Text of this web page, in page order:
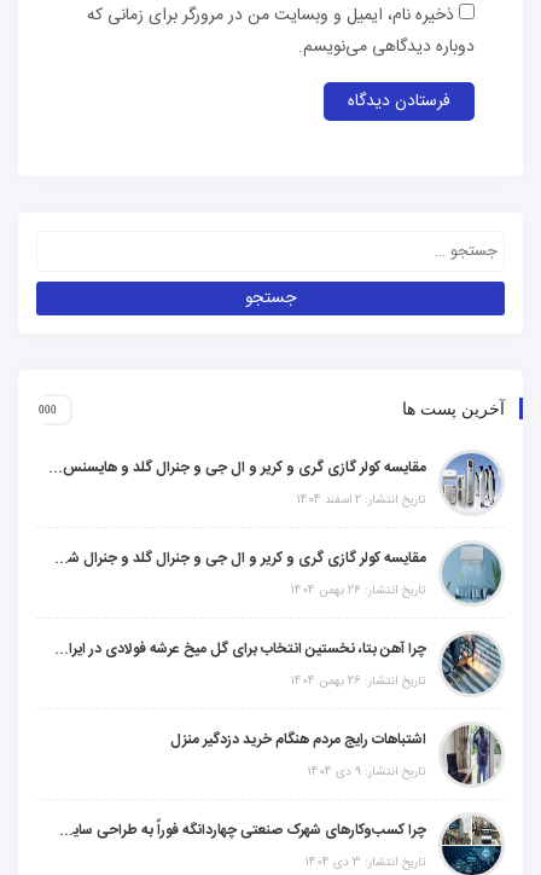
ذخیره نام، ایمیل و وبسایت من در مرورگر برای زمانی که
دوباره دیدگاهی می‌نویسم.
آخرین پست ها
مقایسه کولر گازی گری و کریر و ال جی و جنرال گلد و هایسنس و مدیا و اجنرال
تاریخ انتشار: 2 اسفند 1404
مقایسه کولر گازی گری و کریر و ال جی و جنرال گلد و جنرال شکار و سامسونگ و یونیوا
تاریخ انتشار: 26 بهمن 1404
چرا آهن بتا، نخستین انتخاب برای گل میخ عرشه فولادی در ایران است؟
تاریخ انتشار: 26 بهمن 1404
اشتباهات رایج مردم هنگام خرید دزدگیر منزل
تاریخ انتشار: 9 دی 1404
چرا کسب‌وکارهای شهرک صنعتی چهاردانگه فوراً به طراحی سایت نیاز دارند؟
تاریخ انتشار: 3 دی 1404